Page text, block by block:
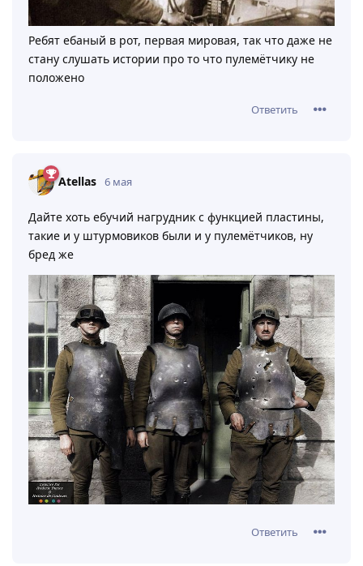
Ребят ебаный в рот, первая мировая, так что даже не
стану слушать истории про то что пулемётчику не
положено
Ответить
Atellas 6 мая
Дайте хоть ебучий нагрудник с функцией пластины,
такие и у штурмовиков были и у пулемётчиков, ну
бред же
Ответить